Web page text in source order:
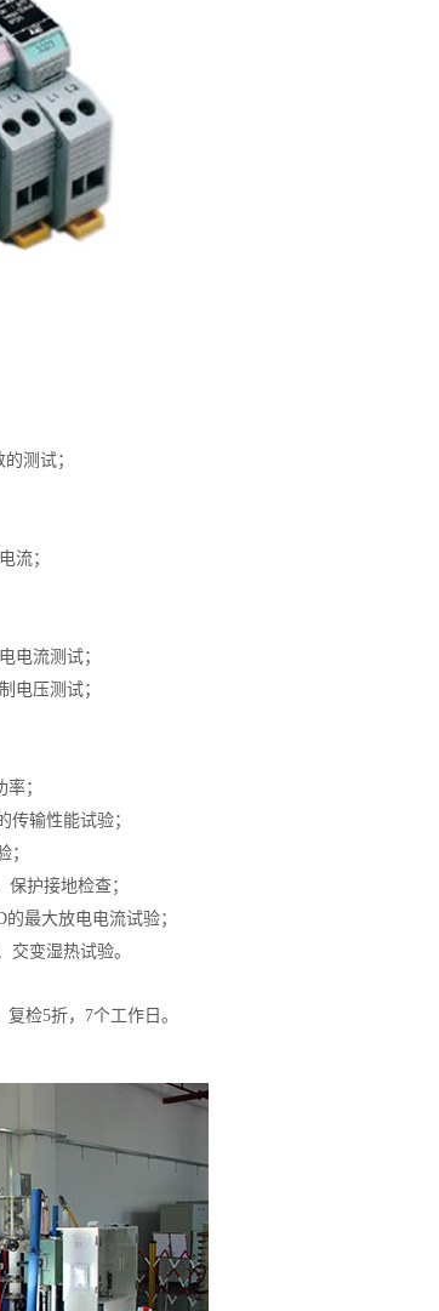
测试；
流；
电流测试；
电压测试；
；
传输性能试验；
；
护接地检查；
最大放电电流试验；
交变湿热试验。
复检5折，7个工作日。